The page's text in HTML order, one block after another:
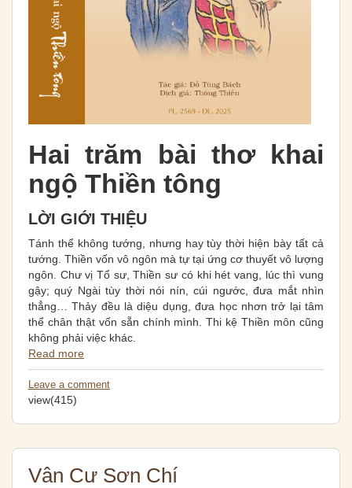
Hai trăm bài thơ khai
ngộ Thiền tông
LỜI GIỚI THIỆU
Tánh thể không tướng, nhưng hay tùy thời hiện bày tất cả
tướng. Thiền vốn vô ngôn mà tự tại ứng cơ thuyết vô lượng
ngôn. Chư vị Tổ sư, Thiền sư có khi hét vang, lúc thì vung
gậy; quý Ngài tùy thời nói nín, cúi ngước, đưa mắt nhìn
thẳng… Thảy đều là diệu dụng, đưa học nhơn trở lại tâm
thể chân thật vốn sẵn chính mình. Thi kệ Thiền môn cũng
không phải việc khác.
Read more
Leave a comment
view(415)
Vân Cư Sơn Chí